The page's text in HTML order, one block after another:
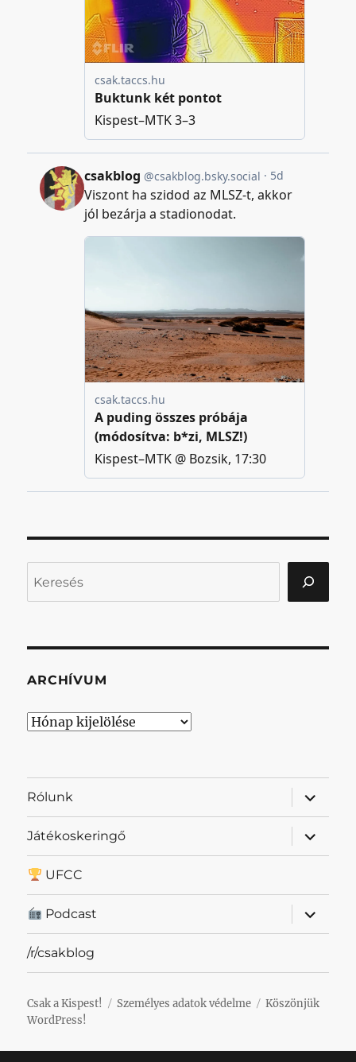
ARCHÍVUM
Archívum
Rólunk
almenü
Játékoskeringő
almenü
UFCC
Podcast
almenü
/r/csakblog
Csak a Kispest! Személyes adatok védelme
Köszönjük
WordPress!